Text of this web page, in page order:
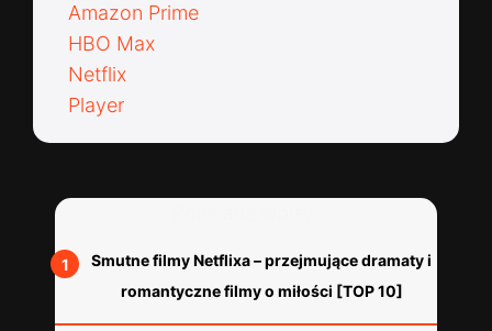
Amazon Prime
HBO Max
Netflix
Player
Smutne filmy Netflixa – przejmujące dramaty i
romantyczne filmy o miłości [TOP 10]